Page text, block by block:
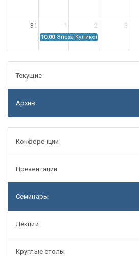
31 1 2 3
10:00 Эпоха Куликовской битвы:
Текущие
Архив
Конференции
Презентации
Семинары
Лекции
Круглые столы